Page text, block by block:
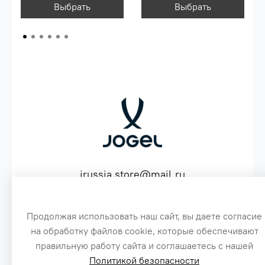
Выбрать Выбрать
jrussia.store@mail.ru
Сайт создан специально по заказу, для оптовых продаж бренда Jogel
Продолжая использовать наш сайт, вы даете согласие
на обработку файлов cookie, которые обеспечивают
правильную работу сайта и соглашаетесь с нашей
Политикой безопасности
3